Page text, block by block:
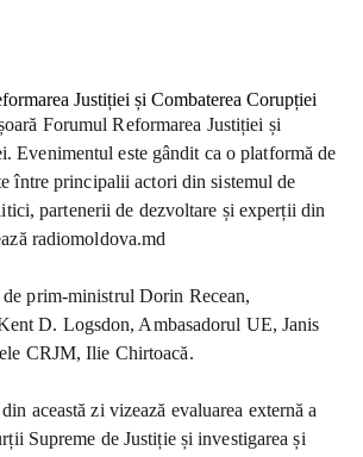
Forumul Reformarea Justiției și
Evenimentul este gândit ca o platformă de
între principalii actori din sistemul de
partenerii de dezvoltare și experții din
radiomoldova.md
de prim-ministrul Dorin Recean,
D. Logsdon, Ambasadorul UE, Janis
CRJM, Ilie Chirtoacă.
această zi vizează evaluarea externă a
Supreme de Justiție și investigarea și